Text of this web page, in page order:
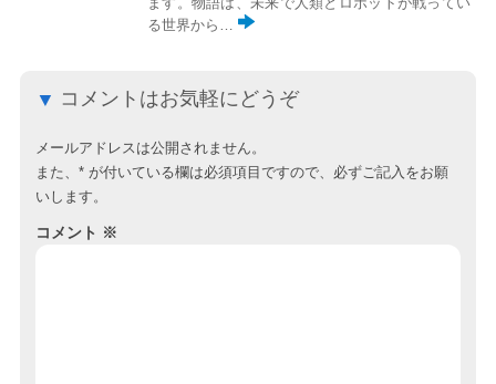
る世界から…
コメントはお気軽にどうぞ
メールアドレスは公開されません。
また、 *が付いている欄は必須項目ですので、必ずご記入をお願
いします。
コメント ※